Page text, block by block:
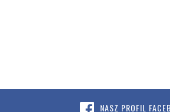
NASZ PROFIL